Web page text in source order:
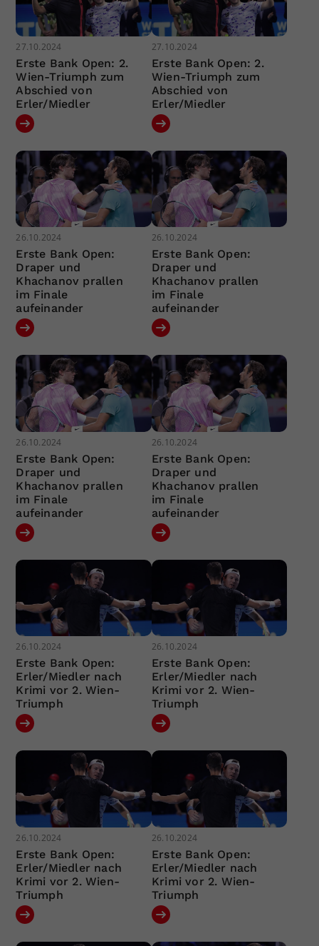
27.10.2024
Erste Bank Open: 2.
Wien-Triumph zum
Abschied von
Erler/Miedler
27.10.2024
Erste Bank Open: 2.
Wien-Triumph zum
Abschied von
Erler/Miedler
26.10.2024
Erste Bank Open:
Draper und
Khachanov prallen
im Finale
aufeinander
26.10.2024
Erste Bank Open:
Draper und
Khachanov prallen
im Finale
aufeinander
26.10.2024
Erste Bank Open:
Draper und
Khachanov prallen
im Finale
aufeinander
26.10.2024
Erste Bank Open:
Draper und
Khachanov prallen
im Finale
aufeinander
26.10.2024
Erste Bank Open:
Erler/Miedler nach
Krimi vor 2. Wien-
Triumph
26.10.2024
Erste Bank Open:
Erler/Miedler nach
Krimi vor 2. Wien-
Triumph
26.10.2024
Erste Bank Open:
Erler/Miedler nach
Krimi vor 2. Wien-
Triumph
26.10.2024
Erste Bank Open:
Erler/Miedler nach
Krimi vor 2. Wien-
Triumph